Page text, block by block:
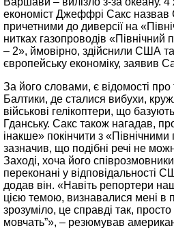
економіст Джеффрі Сакс
причетними до диверсії на
нитках газопроводів «Північний
– 2», ймовірно, здійснили США
європейську економіку, заявив
За його словами, є відомості
Балтики, де сталися вибухи,
військові гелікоптери, що
Гданську. Сакс також нагадав,
інакше» покінчити з
зазначив, що подібні речі не
Заході, хоча його
переконані у відповідальності
додав він. «Навіть репортери
цією темою, визнавалися мені в
зрозуміло, це справді так,
мовчать”», – резюмував